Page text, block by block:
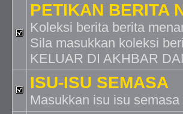
PETIKAN BERITA
Koleksi berita berita
Sila masukkan koleksi
KELUAR DI AKHBAR
ISU-ISU SEMASA
Masukkan isu isu